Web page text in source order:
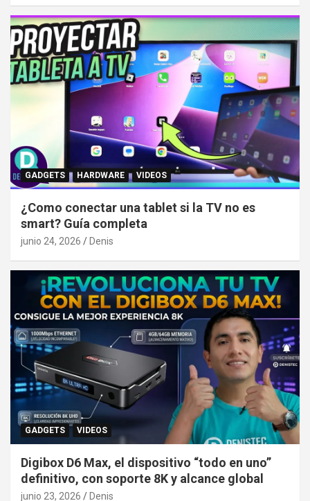
GADGETS HARDWARE VIDEOS
¿Como conectar una tablet si la TV no es
smart? Guía completa
junio 24, 2026 Denis
GADGETS VIDEOS
Digibox D6 Max, el dispositivo “todo en uno”
definitivo, con soporte 8K y alcance global
junio 23, 2026 Denis